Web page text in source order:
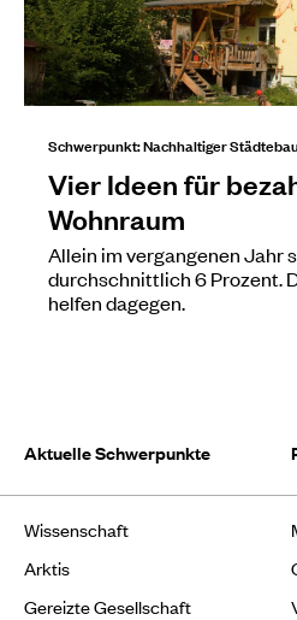
Schwerpunkt: Nachhaltiger Städtebau
Vier Ideen für
Wohnraum
Allein im vergangenen Jahr
durchschnittlich 6 Prozent.
helfen dagegen.
Aktuelle Schwerpunkte
Wissenschaft
Arktis
Gereizte Gesellschaft